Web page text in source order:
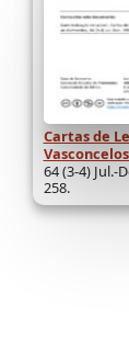
Cartas de
64 (3-4) Jul.-
258.